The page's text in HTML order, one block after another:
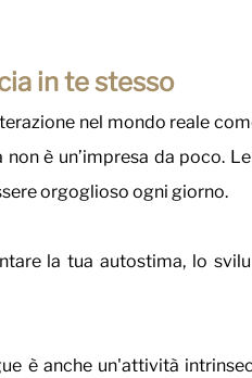
in te stesso
nel mondo reale
non è un’impresa da poco.
orgoglioso ogni giorno.
la tua autostima, lo
è anche un'attività